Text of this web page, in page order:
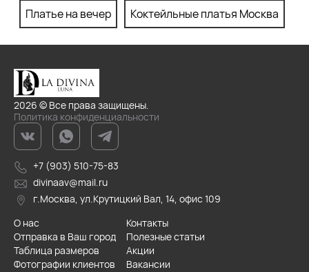
Платье на вечер Коктейльные платья Москва
2026 © Все права защищены.
Политика конфиденциальности
+7 (903) 510-75-83
divinaav@mail.ru
г.Москва, ул.Крутицкий Вал, 14, офис 109
О нас
Контакты
Отправка в Ваш город
Полезные статьи
Таблица размеров
Акции
Фотографии клиентов
Вакансии